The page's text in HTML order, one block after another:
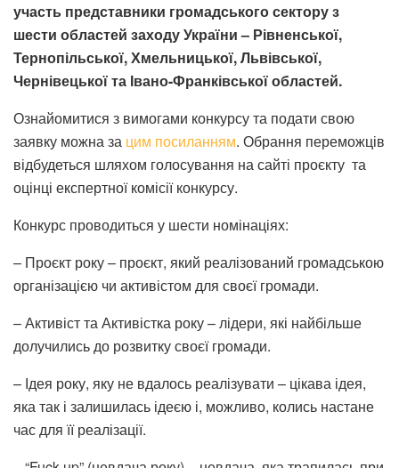
участь представники громадського сектору з
шести областей заходу України – Рівненської,
Тернопільської, Хмельницької, Львівської,
Чернівецької та Івано-Франківської областей.
Ознайомитися з вимогами конкурсу та подати свою
заявку можна за цим посиланням. Обрання переможців
відбудеться шляхом голосування на сайті проєкту та
оцінці експертної комісії конкурсу.
Конкурс проводиться у шести номінаціях:
– Проєкт року – проєкт, який реалізований громадською
організацією чи активістом для своєї громади.
– Активіст та Активістка року – лідери, які найбільше
долучились до розвитку своєї громади.
– Ідея року, яку не вдалось реалізувати – цікава ідея,
яка так і залишилась ідеєю і, можливо, колись настане
час для її реалізації.